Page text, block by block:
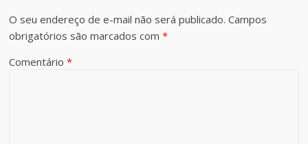
O seu endereço de e-mail não será publicado. Campos
obrigatórios são marcados com*
Comentário*